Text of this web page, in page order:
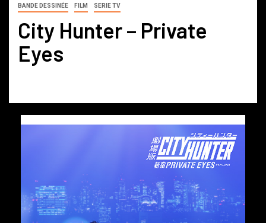
BANDE DESSINÉE FILM SERIE TV
City Hunter – Private
Eyes